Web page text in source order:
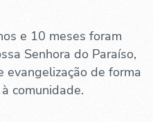
e 10 meses foram
Senhora do Paraíso,
evangelização de forma
comunidade.